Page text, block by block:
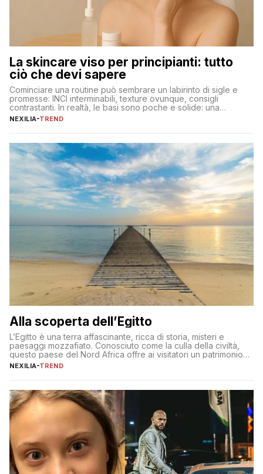
La skincare viso per principianti: tutto
ciò che devi sapere
Cominciare una routine può sembrare un labirinto di sigle e
promesse: INCI interminabili, texture ovunque, consigli
contrastanti. In realtà, le basi sono poche e solide: una
detersione delicata che non impoverisce, un’idratazione
tutto il resto. […]
NEXILIA-TREND
Alla scoperta dell’Egitto
L’Egitto è una terra affascinante, ricca di storia, misteri e
paesaggi mozzafiato. Conosciuto come la culla della civiltà,
questo paese del Nord Africa offre ai visitatori un patrimonio
culturale unico al mondo. Attraverso i millenni, l’Egitto è stato il
NEXILIA-TREND